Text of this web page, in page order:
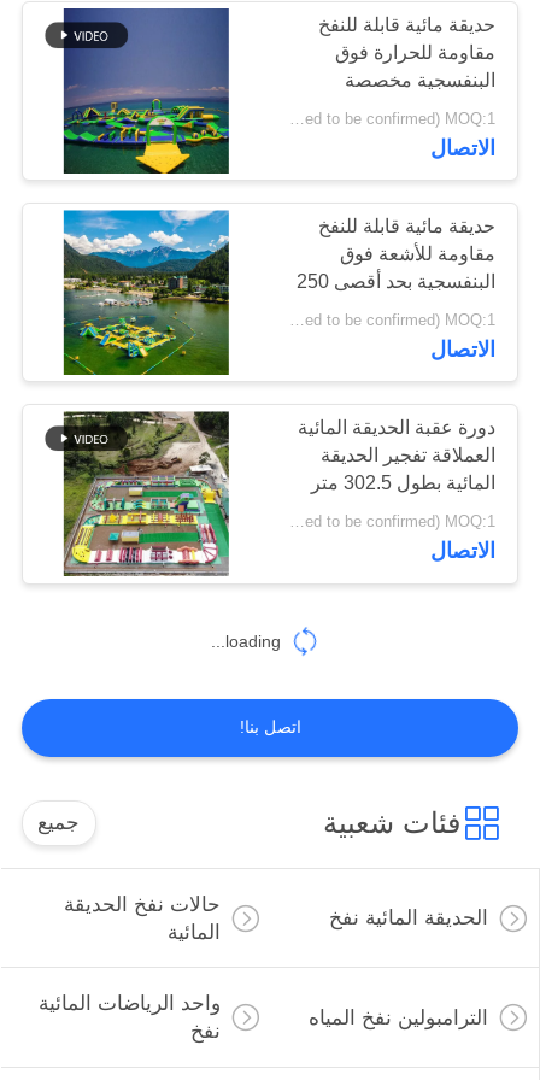
حديقة مائية قابلة للنفخ
مقاومة للحرارة فوق
البنفسجية مخصصة
USD 48000- 59000/set ( price just for reference, detailed prices need to be confirmed) MOQ:1 مجموعة أو أجزاء من الحديقة بأكملها
الاتصال
حديقة مائية قابلة للنفخ
مقاومة للأشعة فوق
البنفسجية بحد أقصى 250
شخصًا
USD 117000- 143000/set ( price just for reference, detailed prices need to be confirmed) MOQ:1 مجموعة أو أجزاء من حديقة كاملة
الاتصال
دورة عقبة الحديقة المائية
العملاقة تفجير الحديقة
المائية بطول 302.5 متر
USD44500-55000/set( price just for reference, detailed prices need to be confirmed) MOQ:1 مجموعة
الاتصال
loading...
اتصل بنا!
فئات شعبية جميع
الحديقة المائية نفخ
حالات نفخ الحديقة
المائية
الترامبولين نفخ المياه
واحد الرياضات المائية
نفخ